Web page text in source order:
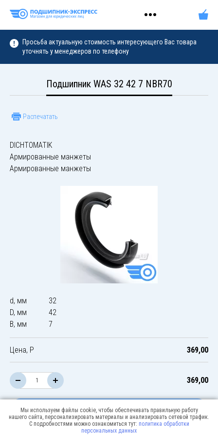
Просьба актуальную стоимость интересующего Вас товара
уточнять у менеджеров по телефону
Подшипник WAS 32 42 7 NBR70
Распечатать
DICHTOMATIK
Армированные манжеты
Армированные манжеты
d, мм
32
D, мм
42
B, мм
7
Цена, Р 369,00
369,00
В корзину
Мы используем файлы cookie, чтобы обеспечивать правильную работу
нашего сайта, персонализировать материалы и анализировать сетевой трафик.
С подробностями можно ознакомиться тут: политика обработки
персональных данных